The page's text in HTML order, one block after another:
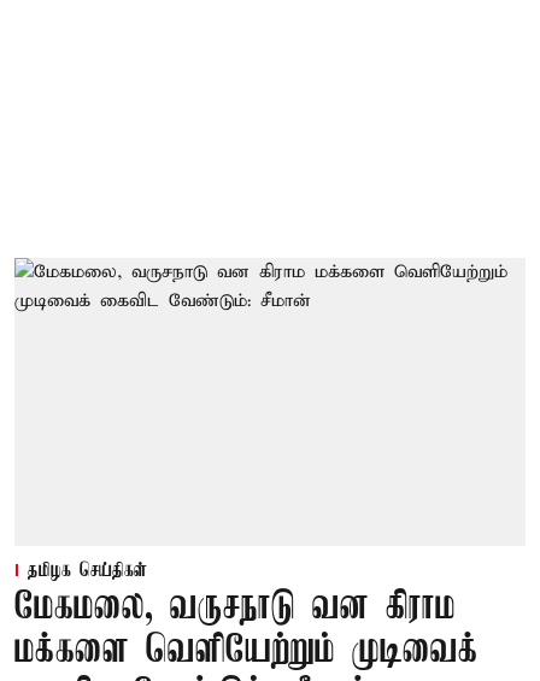
தமிழக செய்திகள்
மேகமலை, வருசநாடு வன கிராம
மக்களை வெளியேற்றும் முடிவைக்